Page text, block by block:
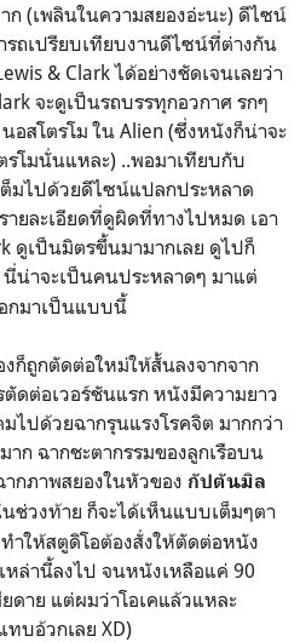
(เพลินในความสยองอ่ะนะ) ดีไซน์
รถเปรียบเทียบงานดีไซน์ที่ต่างกัน
& Clark ได้อย่างชัดเจนเลยว่า
จะดูเป็นรถบรรทุกอวกาศ รกๆ
อสโตรโม ใน Alien (ซึ่งหนังก็น่าจะ
รโมนั่นแหละ) ..พอมาเทียบกับ
มไปด้วยดีไซน์แปลกประหลาด
ยละเอียดที่ดูผิดที่ทางไปหมด เอา
ดูเป็นมิตรขึ้นมามากเลย ดูไปก็
นี่น่าจะเป็นคนประหลาดๆ มาแต่
กมาเป็นแบบนี้
ก็ถูกตัดต่อใหม่ให้สั้นลงจากจาก
ตัดต่อเวอร์ชันแรก หนังมีความยาว
ไปด้วยฉากรุนแรงโรคจิต มากกว่า
ก ฉากชะตากรรมของลูกเรือบน
ากภาพสยองในหัวของ กัปตันมิล
ช่วงท้าย ก็จะได้เห็นแบบเต็มๆตา
ำให้สตูดิโอต้องสั่งให้ตัดต่อหนัง
ล่านี้ลงไป จนหนังเหลือแค่ 90
ดาย แต่ผมว่าโอเคแล้วแหละ
บอ้วกเลย XD)